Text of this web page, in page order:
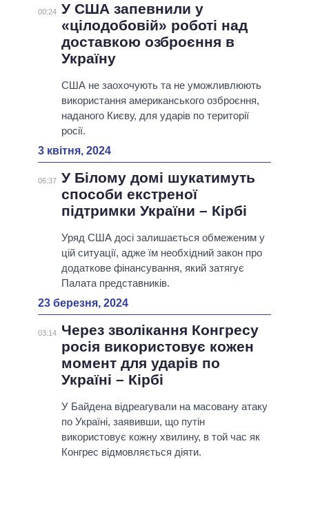
00:24 У США запевнили у
«цілодобовій» роботі над
доставкою озброєння в
Україну
США не заохочують та не уможливлюють
використання американського озброєння,
наданого Києву, для ударів по території
росії.
3 квітня, 2024
06:37 У Білому домі шукатимуть
способи екстреної
підтримки України – Кірбі
Уряд США досі залишається обмеженим у
цій ситуації, адже їм необхідний закон про
додаткове фінансування, який затягує
Палата представників.
23 березня, 2024
03:14
Через зволікання Конгресу
росія використовує кожен
момент для ударів по
Україні – Кірбі
У Байдена відреагували на масовану атаку
по Україні, заявивши, що путін
використовує кожну хвилину, в той час як
Конгрес відмовляється діяти.